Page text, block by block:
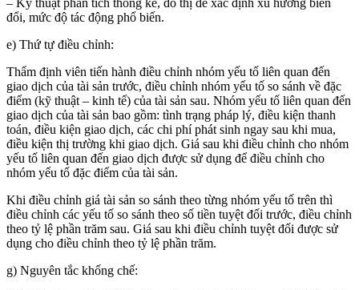
– Kỹ thuật phân tích thống kê, đồ thị để xác định xu hướng biến
đổi, mức độ tác động phổ biến.
e) Thứ tự điều chỉnh:
Thẩm định viên tiến hành điều chỉnh nhóm yếu tố liên quan đến
giao dịch của tài sản trước, điều chỉnh nhóm yếu tố so sánh về đặc
điểm (kỹ thuật – kinh tế) của tài sản sau. Nhóm yếu tố liên quan đến
giao dịch của tài sản bao gồm: tình trạng pháp lý, điều kiện thanh
toán, điều kiện giao dịch, các chi phí phát sinh ngay sau khi mua,
điều kiện thị trường khi giao dịch. Giá sau khi điều chỉnh cho nhóm
yếu tố liên quan đến giao dịch được sử dụng để điều chỉnh cho
nhóm yếu tố đặc điểm của tài sản.
Khi điều chỉnh giá tài sản so sánh theo từng nhóm yếu tố trên thì
điều chỉnh các yếu tố so sánh theo số tiền tuyệt đối trước, điều chỉnh
theo tỷ lệ phần trăm sau. Giá sau khi điều chỉnh tuyệt đối được sử
dụng cho điều chỉnh theo tỷ lệ phần trăm.
g) Nguyên tắc khống chế: